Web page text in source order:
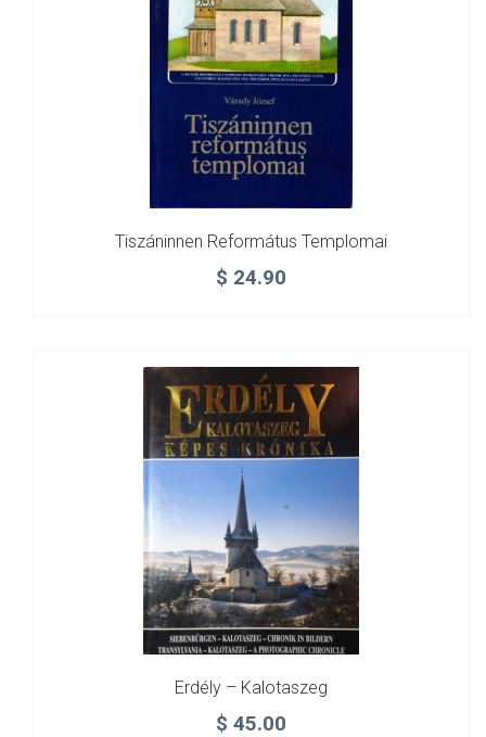
Tiszáninnen Református Templomai
$ 24.90
Erdély – Kalotaszeg
$ 45.00